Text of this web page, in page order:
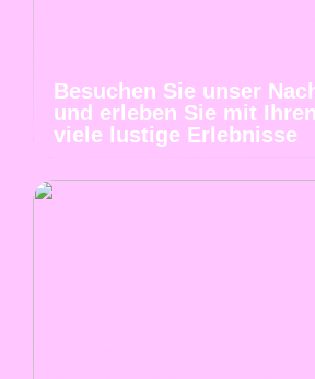
Besuchen Sie unser
und erleben Sie mit
viele lustige Erlebnisse